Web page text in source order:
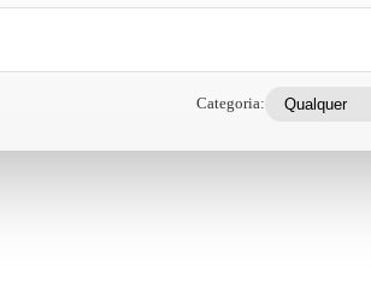
Categoria: